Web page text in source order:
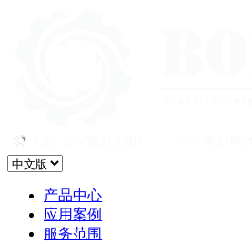
产品中心
应用案例
服务范围